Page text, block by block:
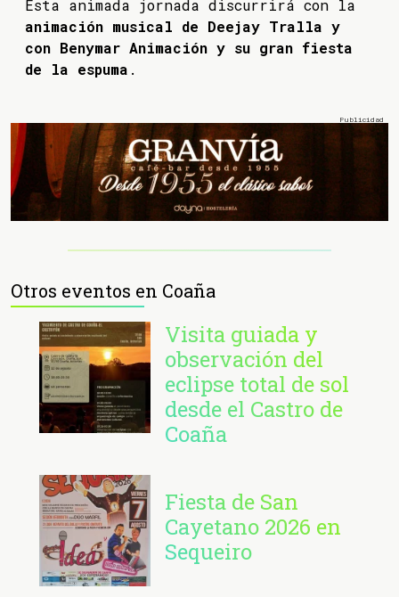
Esta animada jornada discurrirá con la
animación musical de Deejay Tralla y
con Benymar Animación y su gran fiesta
de la espuma .
Otros eventos en Coaña
Visita guiada y
observación del
eclipse total de sol
desde el Castro de
Coaña
Fiesta de San
Cayetano 2026 en
Sequeiro